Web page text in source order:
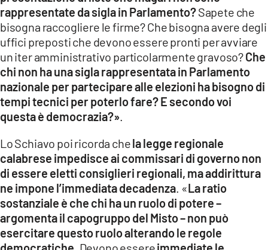
rappresentate da sigla in Parlamento?Sapete che
bisogna raccogliere le firme? Che bisogna avere degli
uffici preposti che devono essere pronti per avviare
un iter amministrativo particolarmente gravoso?Che
chi non ha una sigla rappresentata in Parlamento
nazionale per partecipare alle elezioni ha bisogno di
tempi tecnici per poterlo fare? E secondo voi
questa è democrazia?».
Lo Schiavo poi ricorda chela legge regionale
calabrese impedisce ai commissari di governo non
di essere eletti consiglieri regionali, ma addirittura
ne impone l’immediata decadenza. «La ratio
sostanziale è che chi ha un ruolo di potere –
argomenta il capogruppo del Misto – non può
esercitare questo ruolo alterando le regole